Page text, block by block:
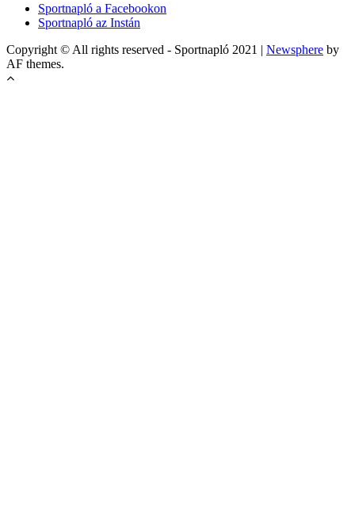
Sportnapló a Facebookon
Sportnapló az Instán
Copyright © All rights reserved - Sportnapló 2021 | Newsphere by
AF themes.